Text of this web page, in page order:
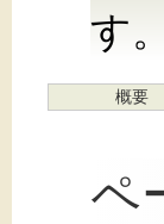
す。
概要
ペ